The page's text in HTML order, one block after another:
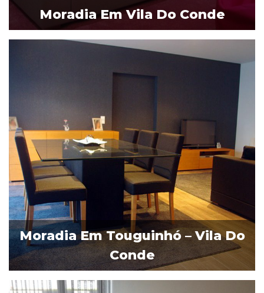
Moradia Em Vila Do Conde
Moradia Em Touguinhó – Vila Do
Conde